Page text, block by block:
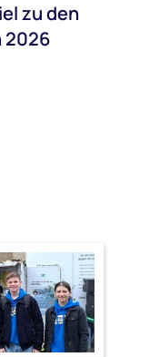
zu den
2026